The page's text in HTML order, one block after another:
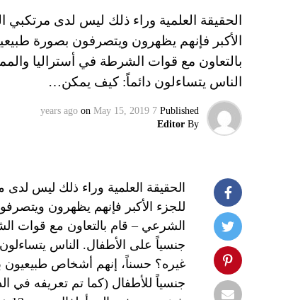
الحقيقة العلمية وراء ذلك ليس لدى مرتكبي
بالتعاون مع قوات الشرطة في أستراليا
الناس يتساءلون دائماً: كيف يمكن…
Published
7 years ago
on May 15, 2019
By
Editor
الحقيقة العلمية وراء ذلك ليس
الشرعي – قام بالتعاون مع قوات
جنسياً على الأطفال. الناس
غيره؟ حسناً، إنهم أشخاص طبيعيون
جنسياً للأطفال (كما تم تعريفه في